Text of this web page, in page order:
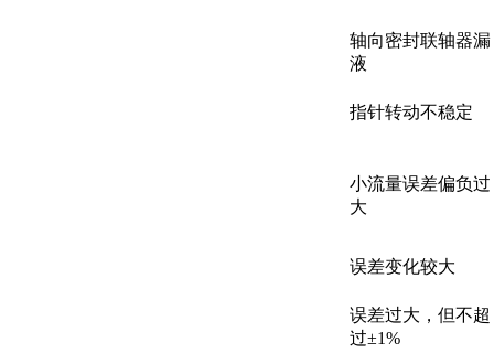
轴向密封联轴器漏
液
指针转动不稳定
小流量误差偏负过
大
误差变化较大
误差过大，但不超
过±1%